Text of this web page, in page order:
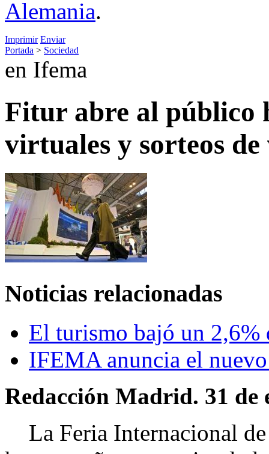
Alemania.
Imprimir Enviar
Portada > Sociedad
en Ifema
Fitur abre al público
virtuales y sorteos de
Noticias relacionadas
El turismo bajó un 2,6%
IFEMA anuncia el
Redacción Madrid. 31 de
La Feria Internacional